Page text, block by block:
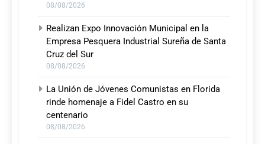
08/08/2026
Realizan Expo Innovación Municipal en la
Empresa Pesquera Industrial Sureña de Santa
Cruz del Sur
08/08/2026
La Unión de Jóvenes Comunistas en Florida
rinde homenaje a Fidel Castro en su
centenario
08/08/2026